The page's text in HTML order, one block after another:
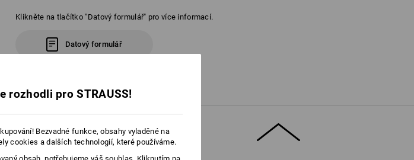
Klikněte na tlačítko "Datový formulář" pro více informací.
Datový formulář
rozhodli pro STRAUSS!
Bezvadné funkce, obsahy vyladěné na
cookies a dalších technologií, které používáme.
obsah, potřebujeme váš souhlas. Kliknutím na